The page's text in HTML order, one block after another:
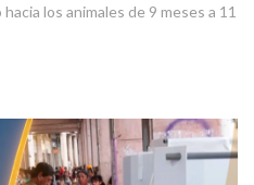
los animales de 9 meses a 11